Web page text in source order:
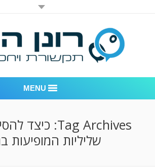
MENU
אודות החברה
Tag Archives: כיצד
שליליות המופיעות